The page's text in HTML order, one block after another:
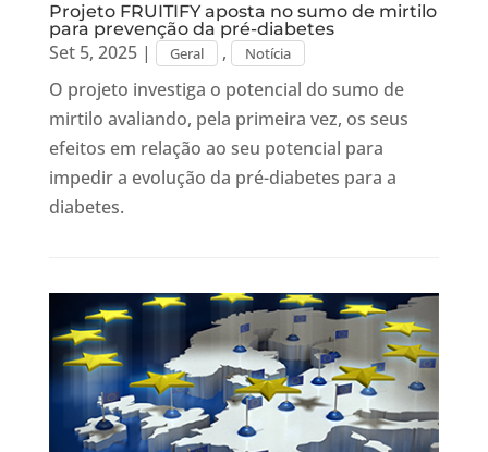
Projeto FRUITIFY aposta no sumo de mirtilo
para prevenção da pré-diabetes
Set 5, 2025| Geral , Notícia
O projeto investiga o potencial do sumo de
mirtilo avaliando, pela primeira vez, os seus
efeitos em relação ao seu potencial para
impedir a evolução da pré-diabetes para a
diabetes.